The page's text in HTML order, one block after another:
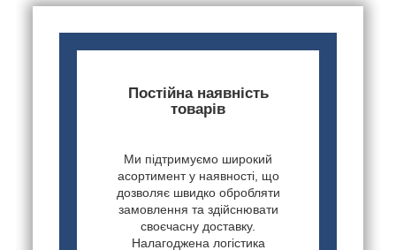
Постійна наявність
товарів
Ми підтримуємо широкий
асортимент у наявності, що
дозволяє швидко обробляти
замовлення та здійснювати
своєчасну доставку.
Налагоджена логістика